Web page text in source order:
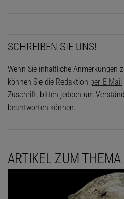
SCHREIBEN SIE UNS!
Wenn Sie inhaltliche Anmerkungen
können Sie die Redaktion per E-Mail
Zuschrift, bitten jedoch um
beantworten können.
ARTIKEL ZUM THEMA